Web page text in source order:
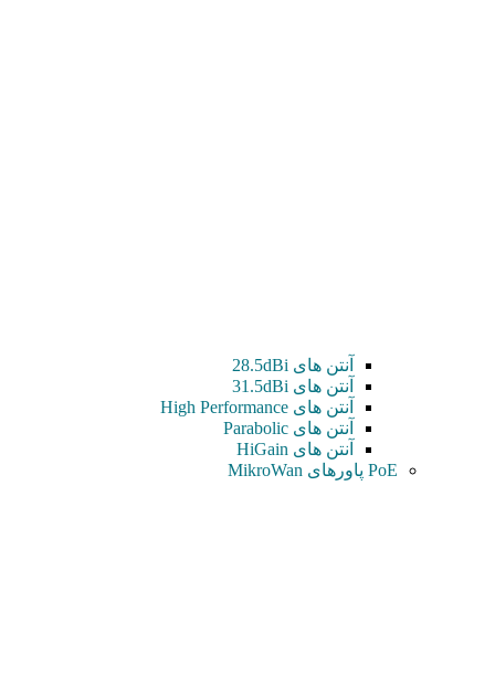
آنتن های 28.5dBi
آنتن های 31.5dBi
آنتن های High Performance
آنتن های Parabolic
آنتن های HiGain
PoE پاورهای MikroWan